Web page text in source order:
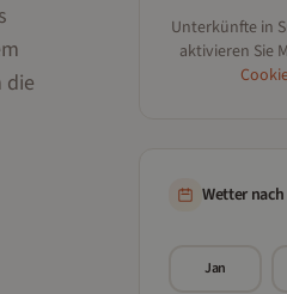
die
Unterkünfte in
aktivieren Sie
Wetter
Jan